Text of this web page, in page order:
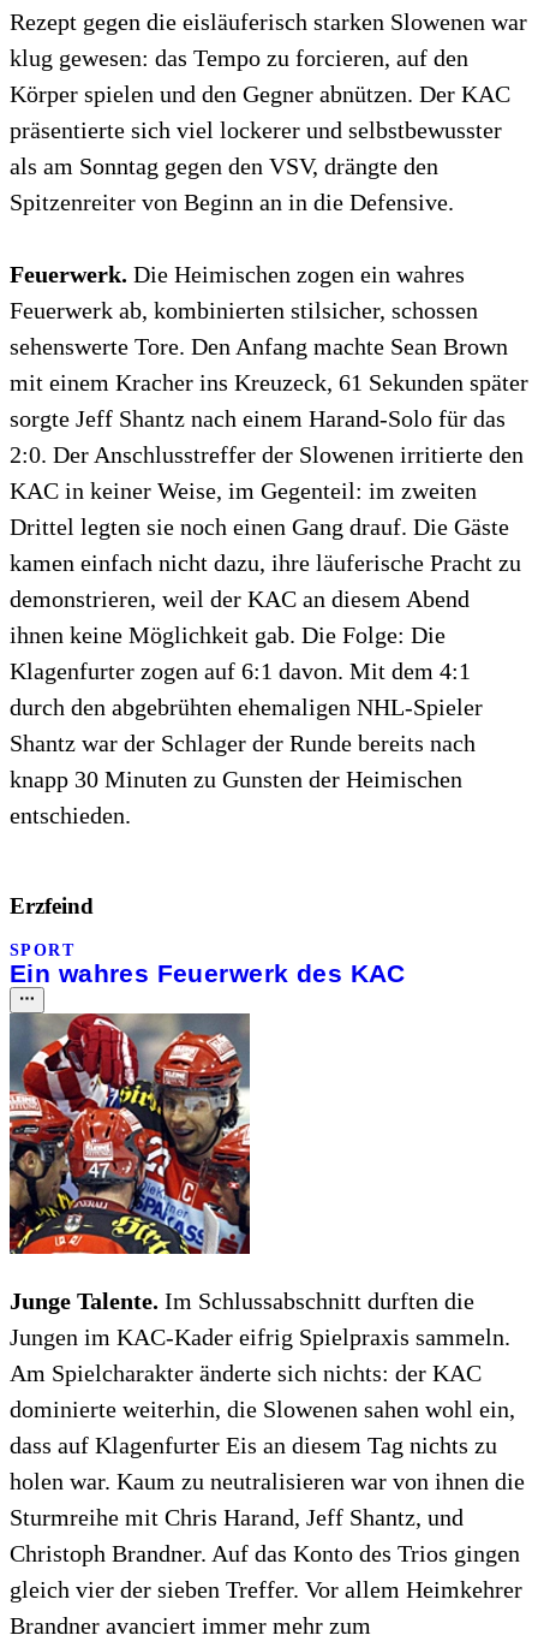
Rezept gegen die eisläuferisch starken Slowenen war
klug gewesen: das Tempo zu forcieren, auf den
Körper spielen und den Gegner abnützen. Der KAC
präsentierte sich viel lockerer und selbstbewusster
als am Sonntag gegen den VSV, drängte den
Spitzenreiter von Beginn an in die Defensive.
Feuerwerk. Die Heimischen zogen ein wahres
Feuerwerk ab, kombinierten stilsicher, schossen
sehenswerte Tore. Den Anfang machte Sean Brown
mit einem Kracher ins Kreuzeck, 61 Sekunden später
sorgte Jeff Shantz nach einem Harand-Solo für das
2:0. Der Anschlusstreffer der Slowenen irritierte den
KAC in keiner Weise, im Gegenteil: im zweiten
Drittel legten sie noch einen Gang drauf. Die Gäste
kamen einfach nicht dazu, ihre läuferische Pracht zu
demonstrieren, weil der KAC an diesem Abend
ihnen keine Möglichkeit gab. Die Folge: Die
Klagenfurter zogen auf 6:1 davon. Mit dem 4:1
durch den abgebrühten ehemaligen NHL-Spieler
Shantz war der Schlager der Runde bereits nach
knapp 30 Minuten zu Gunsten der Heimischen
entschieden.
Erzfeind
SPORT
Ein wahres Feuerwerk des KAC
Junge Talente. Im Schlussabschnitt durften die
Jungen im KAC-Kader eifrig Spielpraxis sammeln.
Am Spielcharakter änderte sich nichts: der KAC
dominierte weiterhin, die Slowenen sahen wohl ein,
dass auf Klagenfurter Eis an diesem Tag nichts zu
holen war. Kaum zu neutralisieren war von ihnen die
Sturmreihe mit Chris Harand, Jeff Shantz, und
Christoph Brandner. Auf das Konto des Trios gingen
gleich vier der sieben Treffer. Vor allem Heimkehrer
Brandner avanciert immer mehr zum